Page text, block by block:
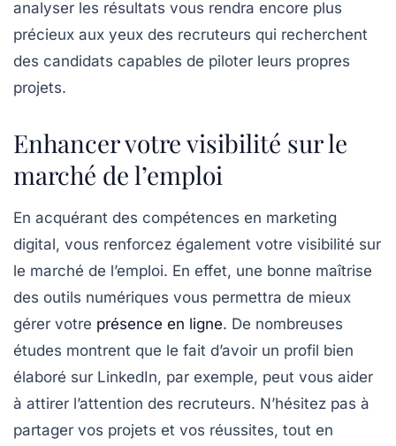
analyser les résultats vous rendra encore plus
précieux aux yeux des recruteurs qui recherchent
des candidats capables de piloter leurs propres
projets.
Enhancer votre visibilité sur le
marché de l’emploi
En acquérant des compétences en marketing
digital, vous renforcez également votre visibilité sur
le marché de l’emploi. En effet, une bonne maîtrise
des outils numériques vous permettra de mieux
gérer votre présence en ligne. De nombreuses
études montrent que le fait d’avoir un profil bien
élaboré sur LinkedIn, par exemple, peut vous aider
à attirer l’attention des recruteurs. N’hésitez pas à
partager vos projets et vos réussites, tout en